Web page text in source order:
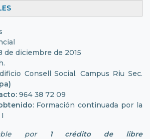
de diciembre de 2015
Consell Social. Campus Riu Sec.
964 38 72 09
Formación continuada por la
por
1 crédito de libre